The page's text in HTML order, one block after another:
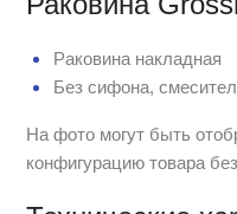
Раковина накладная
Без сифона,
На фото могут быть
конфигурацию товара